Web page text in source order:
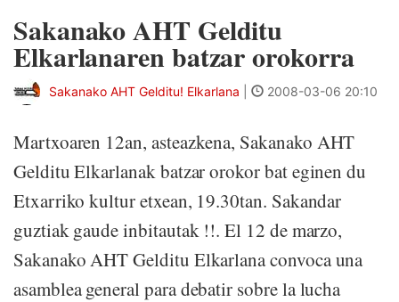
Sakanako AHT Gelditu
Elkarlanaren batzar orokorra
Sakanako AHT Gelditu! Elkarlana 2008-03-06 20:10
Martxoaren 12an, asteazkena, Sakanako AHT
Gelditu Elkarlanak batzar orokor bat eginen du
Etxarriko kultur etxean, 19.30tan. Sakandar
guztiak gaude inbitautak !!. El 12 de marzo,
Sakanako AHT Gelditu Elkarlana convoca una
asamblea general para debatir sobre la lucha